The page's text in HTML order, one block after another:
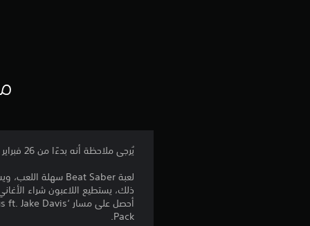
يُرجى ملاحظة أنه بدءًا من 26 فبراير 2026، لن يكون وضع اللعب الجماعي متاحًا في لعبة Beat Saber على جهازي PS4 وPS5.
ذلك، يستطيع اللاعبون شراء الأغاني
Pack.